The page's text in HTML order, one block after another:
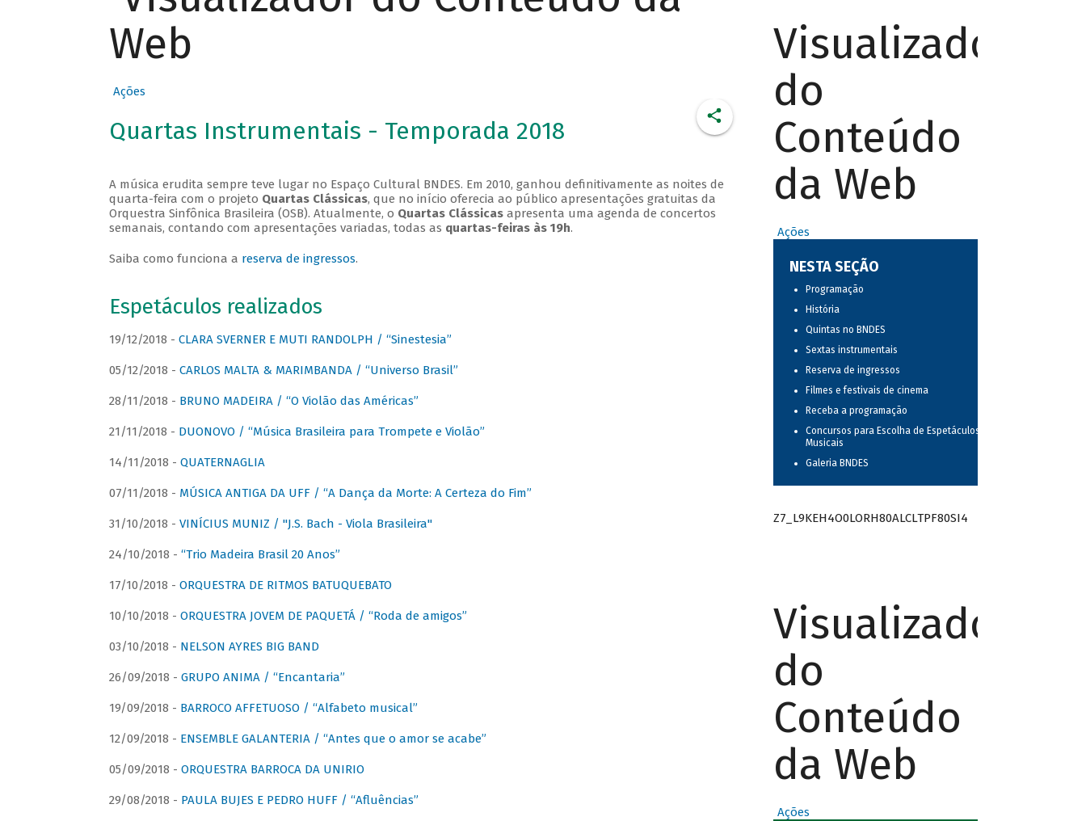
Web
Ações
Quartas Instrumentais - Temporada 2018
A música erudita sempre teve lugar no Espaço Cultural BNDES. Em 2010, ganhou definitivamente as noites de
quarta-feira com o projeto Quartas Clássicas, que no início oferecia ao público apresentações gratuitas da
Orquestra Sinfônica Brasileira (OSB). Atualmente, o Quartas Clássicasapresenta uma agenda de concertos
semanais, contando com apresentações variadas, todas as quartas-feiras às 19h.
Saiba como funciona a reserva de ingressos.
Espetáculos realizados
19/12/2018 - CLARA SVERNER E MUTI RANDOLPH / “Sinestesia”
05/12/2018 - CARLOS MALTA & MARIMBANDA / “Universo Brasil”
28/11/2018 - BRUNO MADEIRA / “O Violão das Américas”
21/11/2018 - DUONOVO / “Música Brasileira para Trompete e Violão”
14/11/2018 - QUATERNAGLIA
07/11/2018 - MÚSICA ANTIGA DA UFF / “A Dança da Morte: A Certeza do Fim”
31/10/2018 - VINÍCIUS MUNIZ / "J.S. Bach - Viola Brasileira"
24/10/2018 - “Trio Madeira Brasil 20 Anos”
17/10/2018 - ORQUESTRA DE RITMOS BATUQUEBATO
10/10/2018 - ORQUESTRA JOVEM DE PAQUETÁ / “Roda de amigos”
03/10/2018 - NELSON AYRES BIG BAND
26/09/2018 - GRUPO ANIMA / “Encantaria”
19/09/2018 - BARROCO AFFETUOSO / “Alfabeto musical”
12/09/2018 - ENSEMBLE GALANTERIA / “Antes que o amor se acabe”
05/09/2018 - ORQUESTRA BARROCA DA UNIRIO
29/08/2018 - PAULA BUJES E PEDRO HUFF / “Afluências”
Visualizador
do
Conteúdo
da Web
Ações
NESTA SEÇÃO
Programação
História
Quintas no BNDES
Sextas instrumentais
Reserva de ingressos
Filmes e festivais de cinema
Receba a programação
Concursos para Escolha de Espetáculos
Musicais
Galeria BNDES
Z7_L9KEH4O0LORH80ALCLTPF80SI4
Visualizador
do
Conteúdo
da Web
Ações